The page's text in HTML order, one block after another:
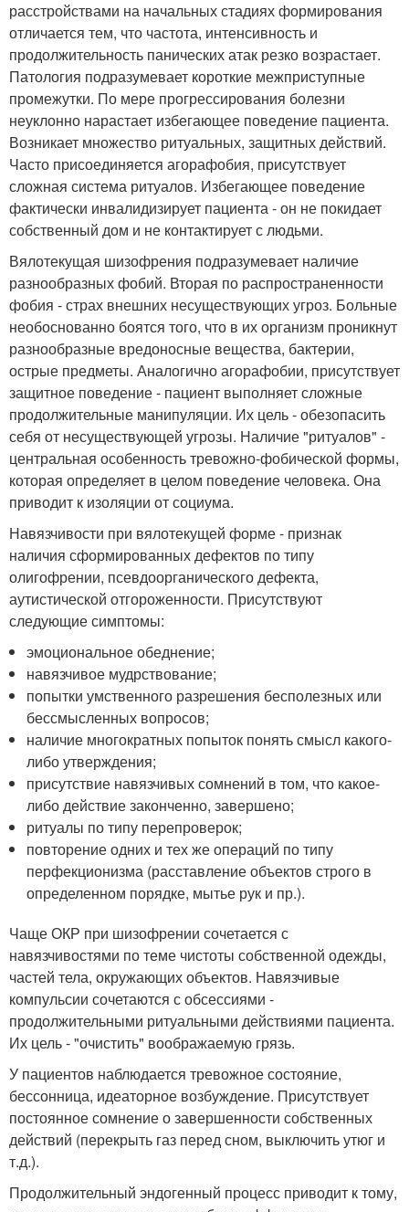
расстройствами на начальных стадиях формирования
отличается тем, что частота, интенсивность и
продолжительность панических атак резко возрастает.
Патология подразумевает короткие межприступные
промежутки. По мере прогрессирования болезни
неуклонно нарастает избегающее поведение пациента.
Возникает множество ритуальных, защитных действий.
Часто присоединяется агорафобия, присутствует
сложная система ритуалов. Избегающее поведение
фактически инвалидизирует пациента - он не покидает
собственный дом и не контактирует с людьми.
Вялотекущая шизофрения подразумевает наличие
разнообразных фобий. Вторая по распространенности
фобия - страх внешних несуществующих угроз. Больные
необоснованно боятся того, что в их организм проникнут
разнообразные вредоносные вещества, бактерии,
острые предметы. Аналогично агорафобии, присутствует
защитное поведение - пациент выполняет сложные
продолжительные манипуляции. Их цель - обезопасить
себя от несуществующей угрозы. Наличие "ритуалов" -
центральная особенность тревожно-фобической формы,
которая определяет в целом поведение человека. Она
приводит к изоляции от социума.
Навязчивости при вялотекущей форме - признак
наличия сформированных дефектов по типу
олигофрении, псевдоорганического дефекта,
аутистической отгороженности. Присутствуют
следующие симптомы:
эмоциональное обеднение;
навязчивое мудрствование;
попытки умственного разрешения бесполезных или
бессмысленных вопросов;
наличие многократных попыток понять смысл какого-
либо утверждения;
присутствие навязчивых сомнений в том, что какое-
либо действие законченно, завершено;
ритуалы по типу перепроверок;
повторение одних и тех же операций по типу
перфекционизма (расставление объектов строго в
определенном порядке, мытье рук и пр.).
Чаще ОКР при шизофрении сочетается с
навязчивостями по теме чистоты собственной одежды,
частей тела, окружающих объектов. Навязчивые
компульсии сочетаются с обсессиями -
продолжительными ритуальными действиями пациента.
Их цель - "очистить" воображаемую грязь.
У пациентов наблюдается тревожное состояние,
бессонница, идеаторное возбуждение. Присутствует
постоянное сомнение о завершенности собственных
действий (перекрыть газ перед сном, выключить утюг и
т.д.).
Продолжительный эндогенный процесс приводит к тому,